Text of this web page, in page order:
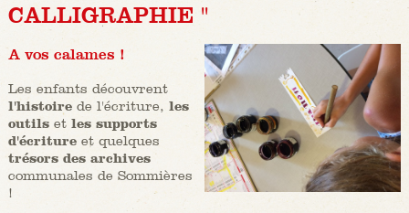
CALLIGRAPHIE "
A vos calames !
Les enfants découvrent
l'histoirede l'écriture, les
outils etles supports
d'écritureet quelques
trésors des archives
communales de Sommières
!